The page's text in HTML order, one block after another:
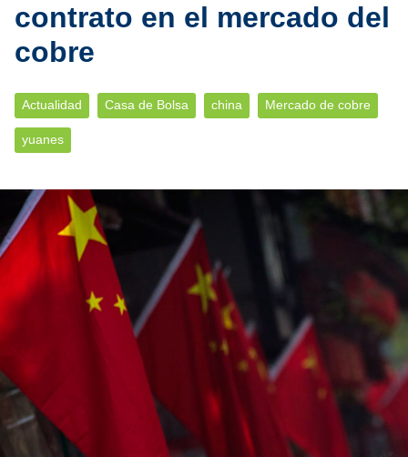
contrato en el mercado del
cobre
Actualidad Casa de Bolsa china Mercado de cobre
yuanes